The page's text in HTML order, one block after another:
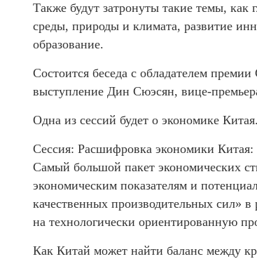
Также будут затронуты такие темы,
среды, природы и климата, развитие
образование.
Состоится беседа с обладателем
выступление Дин Сюэсян, вице-
Одна из сессий будет о экономике Китая.
Сессия: Расшифровка экономики Китая:
Самый большой пакет экономических
экономическим показателям и
качественных производительных сил»
на технологически ориентированную
Как Китай может найти баланс между